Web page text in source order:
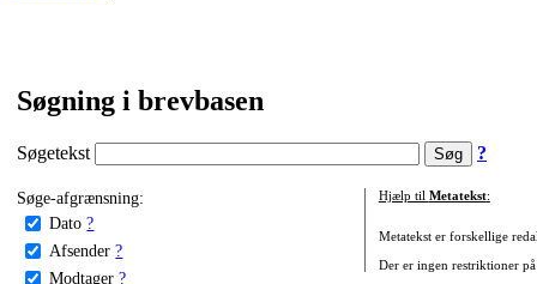
Søgning i brevbasen
Søgetekst ?
Søge-afgrænsning:
Dato ?
Afsender ?
Modtager ?
Hjælp til Metatekst:
Metatekst er forskellige
Der er ingen restriktioner